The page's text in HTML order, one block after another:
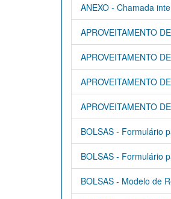
ANEXO - Chamada
APROVEITAMENTO
APROVEITAMENTO
APROVEITAMENTO
APROVEITAMENTO
BOLSAS - Formulário
BOLSAS - Formulário
BOLSAS - Modelo de